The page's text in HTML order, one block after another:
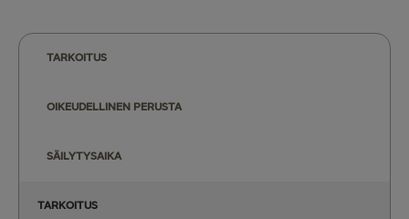
TARKOITUS
OIKEUDELLINEN PERUSTA
SÄILYTYSAIKA
TARKOITUS